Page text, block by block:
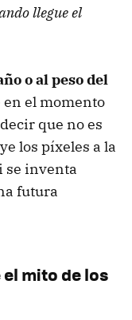
llegue el
o al peso del
el momento
que no es
los píxeles a la
se inventa
futura
mito de los